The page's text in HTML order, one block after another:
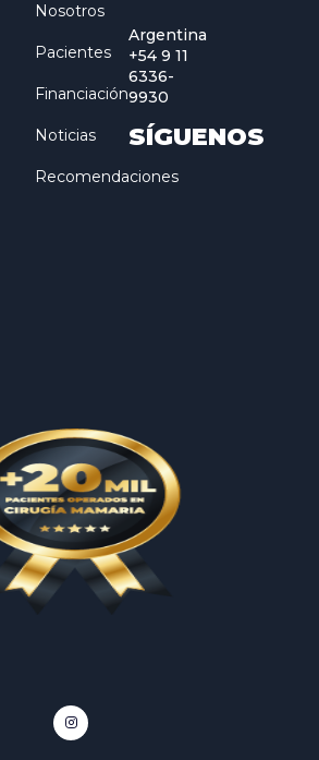
Nosotros
Pacientes
Financiación
Noticias
Recomendaciones
Argentina
+54 9 11
6336-
9930
SÍGUENOS